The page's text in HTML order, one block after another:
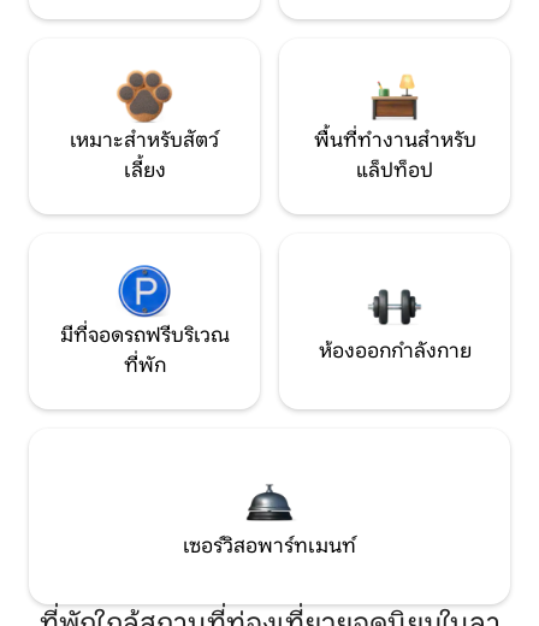
เหมาะสำหรับสัตว์
เลี้ยง
พื้นที่ทำงานสำหรับ
แล็ปท็อป
มีที่จอดรถฟรีบริเวณ
ที่พัก
ห้องออกกำลังกาย
เซอร์วิสอพาร์ทเมนท์